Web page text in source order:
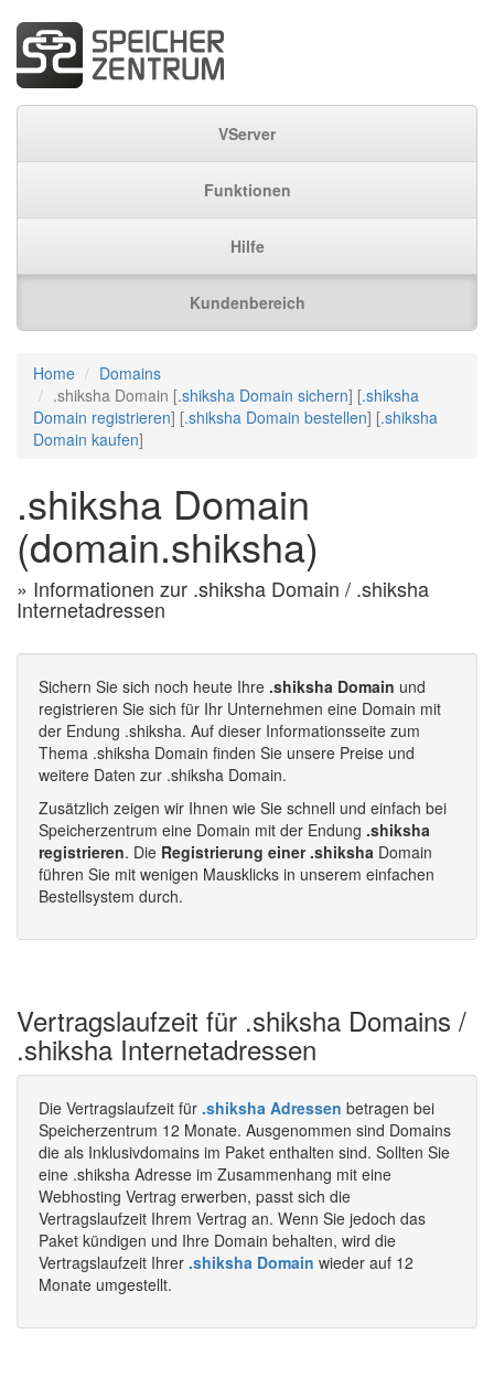
VServer
Funktionen
Hilfe
Kundenbereich
Home
Domains
.shiksha Domain [.shiksha Domain sichern] [.shiksha
Domain registrieren] [.shiksha Domain bestellen] [.shiksha
Domain kaufen]
.shiksha Domain
(domain.shiksha)
» Informationen zur .shiksha Domain / .shiksha
Internetadressen
Sichern Sie sich noch heute Ihre .shiksha Domain und
registrieren Sie sich für Ihr Unternehmen eine Domain mit
der Endung .shiksha. Auf dieser Informationsseite zum
Thema .shiksha Domain finden Sie unsere Preise und
weitere Daten zur .shiksha Domain.
Zusätzlich zeigen wir Ihnen wie Sie schnell und einfach bei
Speicherzentrum eine Domain mit der Endung .shiksha
registrieren. Die Registrierung einer .shiksha Domain
führen Sie mit wenigen Mausklicks in unserem einfachen
Bestellsystem durch.
Vertragslaufzeit für .shiksha Domains /
.shiksha Internetadressen
Die Vertragslaufzeit für .shiksha Adressen betragen bei
Speicherzentrum 12 Monate. Ausgenommen sind Domains
die als Inklusivdomains im Paket enthalten sind. Sollten Sie
eine .shiksha Adresse im Zusammenhang mit eine
Webhosting Vertrag erwerben, passt sich die
Vertragslaufzeit Ihrem Vertrag an. Wenn Sie jedoch das
Paket kündigen und Ihre Domain behalten, wird die
Vertragslaufzeit Ihrer .shiksha Domain wieder auf 12
Monate umgestellt.